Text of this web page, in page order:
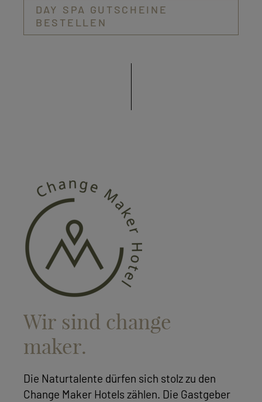
DAY SPA GUTSCHEINE
BESTELLEN
Wir sind change
maker.
Die Naturtalente dürfen sich stolz zu den
Change Maker Hotels zählen. Die Gastgeber